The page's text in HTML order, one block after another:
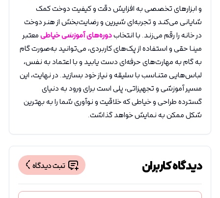
و ابزارهای تخصصی به افزایش دقت و کیفیت دوخت کمک
شایانی می‌کند و تجربه‌ای شیرین و رضایت‌بخش از هنر دوخت
در خانه را رقم می‌زند. با انتخابدوره‌های آموزشی خیاطیمعتبر
مینا حقی و استفاده از پک‌های کاربردی، می‌توانید به‌صورت گام
به گام به مهارت‌های حرفه‌ای دست یابید و با اعتماد به نفس،
لباس‌هایی متناسب با سلیقه و نیاز خود بسازید. در نهایت، این
مسیر آموزشی و تجهیزاتی، پلی است برای ورود به دنیای
گسترده طراحی و خیاطی که خلاقیت و نوآوری شما را به بهترین
شکل ممکن به نمایش خواهد گذاشت.
دیدگاه کاربران ثبت دیدگاه